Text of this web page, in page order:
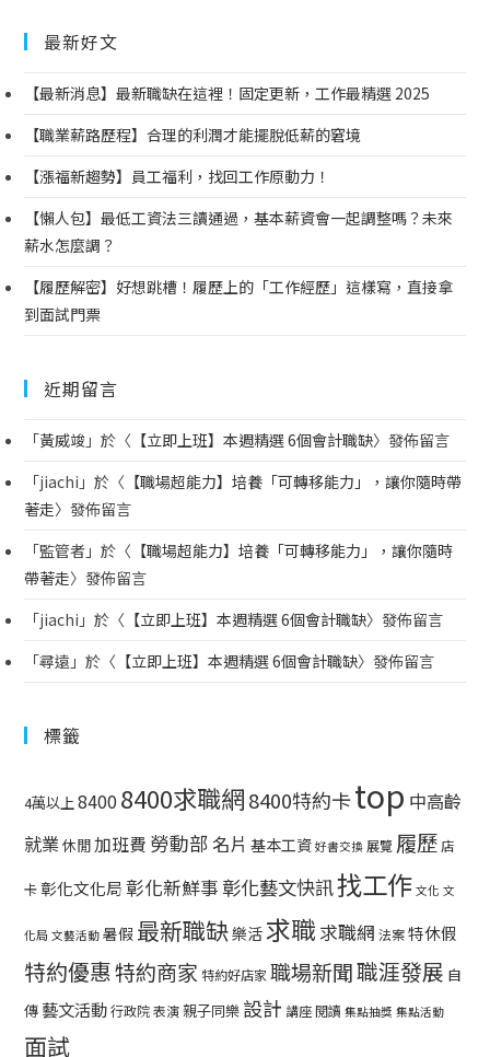
最新好文
【最新消息】最新職缺在這裡！固定更新，工作最精選 2025
【職業薪路歷程】合理的利潤才能擺脫低薪的窘境
【漲福新趨勢】員工福利，找回工作原動力！
【懶人包】最低工資法三讀通過，基本薪資會一起調整嗎？未來
薪水怎麼調？
【履歷解密】好想跳槽！履歷上的「工作經歷」這樣寫，直接拿
到面試門票
近期留言
「黃威竣 」於〈 【立即上班】本週精選 6個會計職缺〉發佈留言
「jiachi 」於〈 【職場超能力】培養「可轉移能力」，讓你隨時帶
著走〉發佈留言
「監管者 」於〈 【職場超能力】培養「可轉移能力」，讓你隨時
帶著走〉發佈留言
「jiachi 」於〈 【立即上班】本週精選 6個會計職缺〉發佈留言
「尋遠 」於〈 【立即上班】本週精選 6個會計職缺〉發佈留言
標籤
4萬以上8400 8400求職網8400特約卡top 中高齡
就業休閒加班費 勞動部 名片 基本工資 好書交換 展覽 履歷店
卡彰化文化局 彰化新鮮事 彰化藝文快訊找工作 文化 文
化局 文藝活動 暑假 最新職缺樂活求職 求職網 法案特休假
特約優惠特約商家 特約好店家職場新聞職涯發展 自
傳 藝文活動行政院表演親子同樂 設計 講座閱讀 集點抽獎 集點活動
面試